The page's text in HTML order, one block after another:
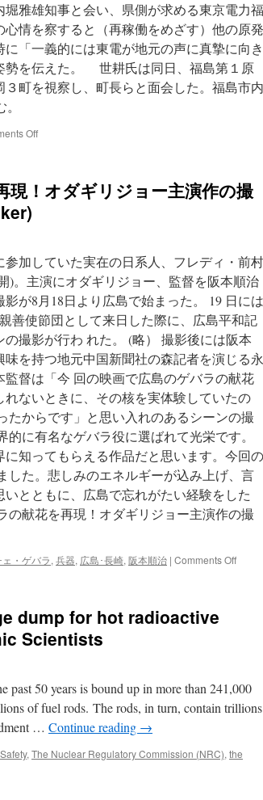
す」
三
反
園
知
事
が
東
京
雅雄知事と会い、県側が求める東京電力福
情を察すると（再稼働をめざす）他の原発
「一義的には東電が地元の声に真摯に向き
勢を伝えた。 世耕氏は同日、福島第１原
町を視察し、町長らと面会した。福島市内
Offon
２
廃
判
断、
経
産
相
「他
と
同
列
な
い」
via
日
本
経
済
新
！オダギリジョー主演作の撮
加していた実在の日系人、フレディ・前村
)。主演にオダギリジョー、監督を阪本順治
が8月18日より広島で始まった。 19 日には
善使節団として来日した際に、広島平和記
撮影が行わ れた。 (略） 撮影後には阪本
を持つ地元中国新聞社の森記者を演じる永
督は「今 回の映画で広島のゲバラの献花
ないときに、その核を実体験していたの
たからです」と思い入れのあるシーンの撮
に有名なゲバラ役に選ばれて光栄です。
知ってもらえる作品だと思います。今回の
した。悲しみのエネルギーが込み上げ、言
とともに、広島で忘れがたい経験をした
の献花を再現！オダギリジョー主演作の撮
・ゲバラ, 兵器, 広島･長崎, 阪本順治 | Comments Offon
バ
ラ
を
dump for hot radioactive
Scientists
50 years is bound up in more than 241,000
of fuel rods. The rods, in turn, contain trillions
… Continue reading →
Safety, The Nuclear Regulatory Commission (NRC), the